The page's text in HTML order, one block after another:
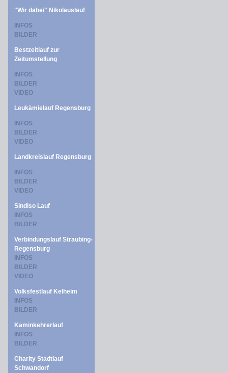
"Wir dabei" Nikolauslauf
INFOS
BILDER
Bestzeitlauf zur
Zeitumstellung
INFOS
BILDER
VIDEO
Leukämielauf Regensburg
INFOS
BILDER
VIDEO
Landkreislauf Regensburg
INFOS
BILDER
VIDEO
Sindiso Lauf
INFOS
BILDER
Verbindungslauf Straubing-
Regensburg
INFOS
BILDER
VIDEO
Volksfestlauf Kelheim
INFOS
BILDER
Kaminkehrerlauf
INFOS
BILDER
Charity Stadtlauf
Schwandorf